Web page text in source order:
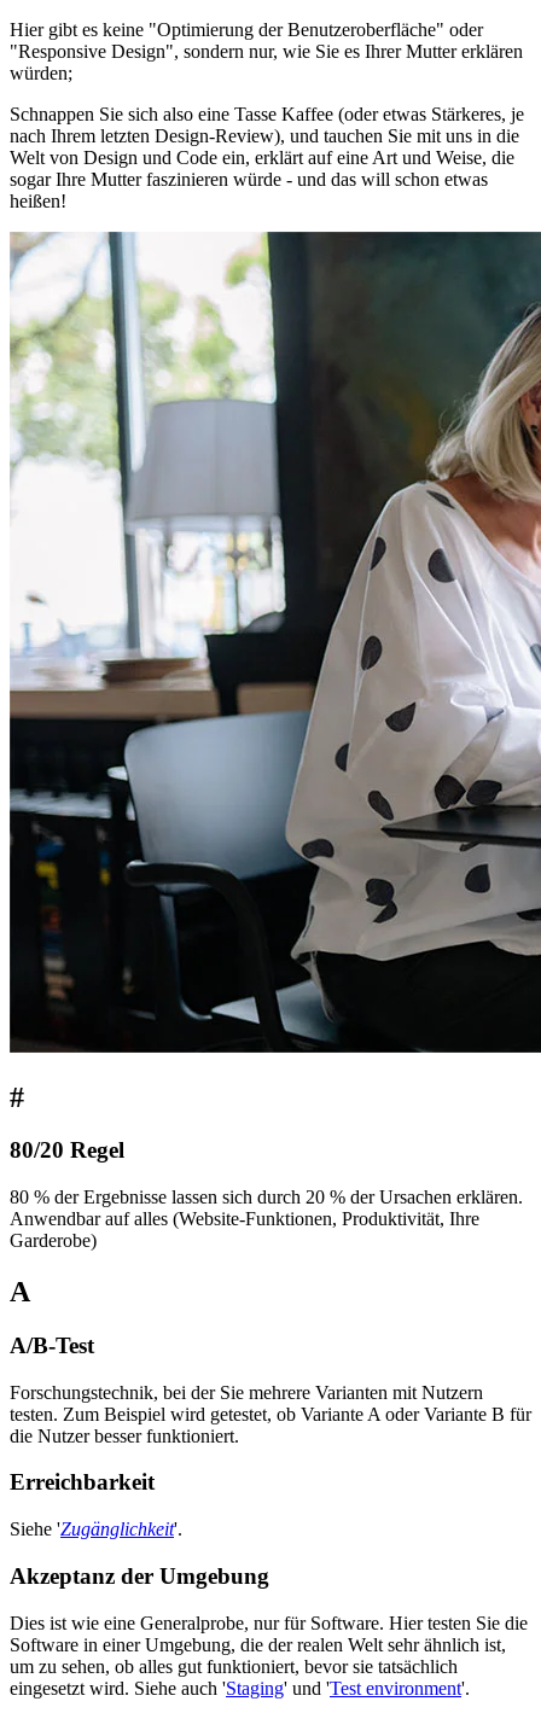
Hier gibt es keine "Optimierung der Benutzeroberfläche" oder
"Responsive Design", sondern nur, wie Sie es Ihrer Mutter erklären
würden;
Schnappen Sie sich also eine Tasse Kaffee (oder etwas Stärkeres, je
nach Ihrem letzten Design-Review), und tauchen Sie mit uns in die
Welt von Design und Code ein, erklärt auf eine Art und Weise, die
sogar Ihre Mutter faszinieren würde - und das will schon etwas
heißen!
#
80/20 Regel
80 % der Ergebnisse lassen sich durch 20 % der Ursachen erklären.
Anwendbar auf alles (Website-Funktionen, Produktivität, Ihre
Garderobe)
A
A/B-Test
Forschungstechnik, bei der Sie mehrere Varianten mit Nutzern
testen. Zum Beispiel wird getestet, ob Variante A oder Variante B für
die Nutzer besser funktioniert.
Erreichbarkeit
Siehe 'Zugänglichkeit'.
Akzeptanz der Umgebung
Dies ist wie eine Generalprobe, nur für Software. Hier testen Sie die
Software in einer Umgebung, die der realen Welt sehr ähnlich ist,
um zu sehen, ob alles gut funktioniert, bevor sie tatsächlich
eingesetzt wird. Siehe auch 'Staging' und 'Test environment'.